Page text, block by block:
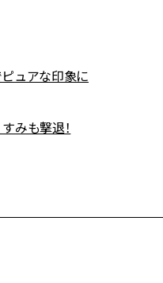
ュアな印象に
みも撃退！